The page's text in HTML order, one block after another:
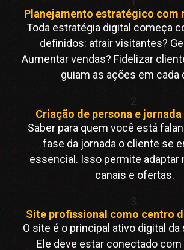
Planejamento estratégico com
Toda estratégia digital começa
definidos: atrair visitantes?
Aumentar vendas? Fidelizar
guiam as ações em cada
Criação de persona e
Saber para quem você está
fase da jornada o cliente se
essencial. Isso permite adaptar
canais e ofertas.
Site profissional como centro
O site é o principal ativo digital da
Ele deve estar conectado